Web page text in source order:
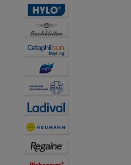
Art und Weise der Nutzung
mit deren Hilfe wir unsere
auch die Werbung auf
relevant für Sie zu gestalten.
Daten hierfür teilweise an
oder soziale Medien